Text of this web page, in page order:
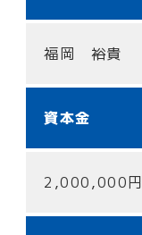
福岡 裕貴
資本金
2,000,000円